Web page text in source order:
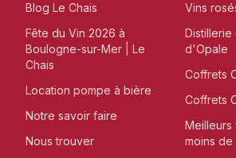
Blog Le Chais
Fête du Vin 2026 à
Boulogne-sur-Mer | Le
Chais
Location pompe à bière
Notre savoir faire
Nous trouver
Vins
Distillerie
d'Opale
Coffrets
Coffrets
Meilleurs
moins de